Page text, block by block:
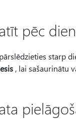
pēc
starp
, lai sašaurinātu